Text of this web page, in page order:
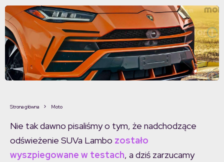
Strona główna Moto
Nie tak dawno pisaliśmy o tym, że nadchodzące
odświeżenie SUVa Lambo zostało
wyszpiegowane w testach, a dziś zarzucamy